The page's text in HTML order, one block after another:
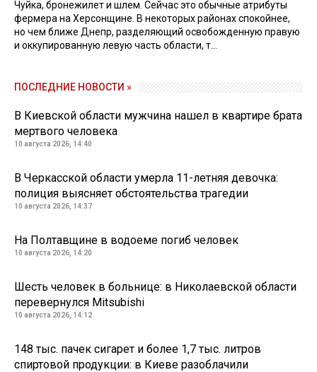
Чуйка, бронежилет и шлем. Сейчас это обычные атрибуты
фермера на Херсонщине. В некоторых районах спокойнее,
но чем ближе Днепр, разделяющий освобожденную правую
и оккупированную левую часть области, т...
ПОСЛЕДНИЕ НОВОСТИ »
В Киевской области мужчина нашел в квартире брата
мертвого человека
10 августа 2026, 14:40
В Черкасской области умерла 11-летняя девочка:
полиция выясняет обстоятельства трагедии
10 августа 2026, 14:37
На Полтавщине в водоеме погиб человек
10 августа 2026, 14:20
Шесть человек в больнице: в Николаевской области
перевернулся Mitsubishi
10 августа 2026, 14:12
148 тыс. пачек сигарет и более 1,7 тыс. литров
спиртовой продукции: в Киеве разоблачили